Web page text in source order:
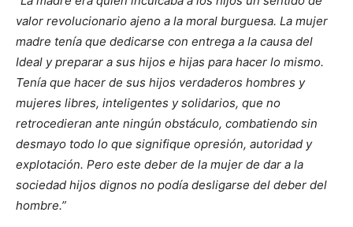
valor revolucionario ajeno a la moral burguesa. La mujer
madre tenía que dedicarse con entrega a la causa del
Ideal y preparar a sus hijos e hijas para hacer lo mismo.
Tenía que hacer de sus hijos verdaderos hombres y
mujeres libres, inteligentes y solidarios, que no
retrocedieran ante ningún obstáculo, combatiendo sin
desmayo todo lo que signifique opresión, autoridad y
explotación. Pero este deber de la mujer de dar a la
sociedad hijos dignos no podía desligarse del deber del
hombre.”